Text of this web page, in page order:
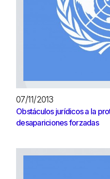
07/11/2013
Obstáculos jurídicos a la
desapariciones forzadas